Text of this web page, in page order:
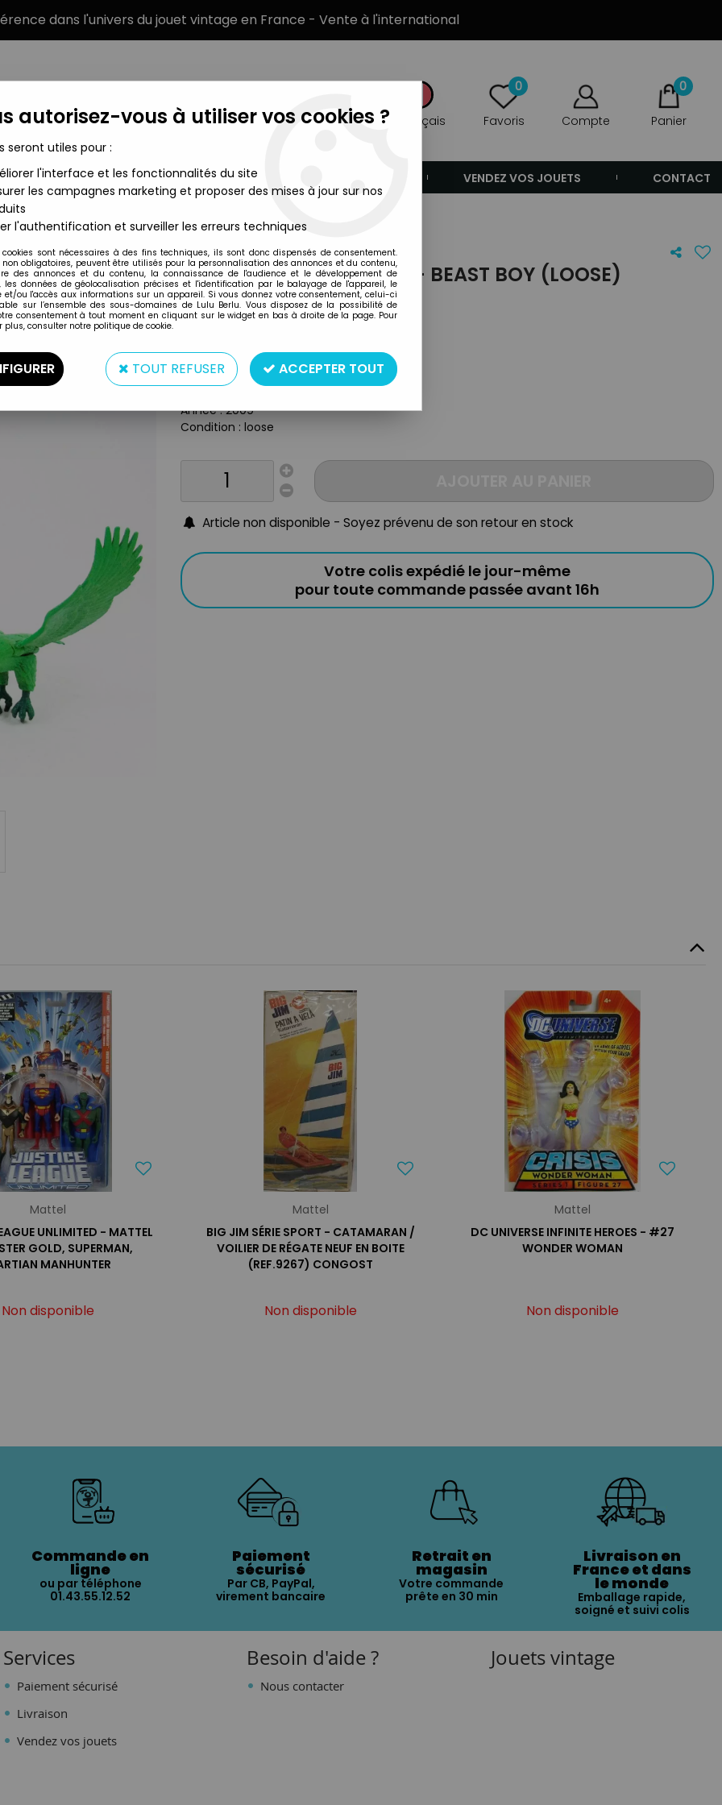
dans l'univers du jouet vintage en France - Vente à l'international
Français
0
Favoris Compte
0
Panier
MARQUES TYPE DE PRODUIT VENDEZ VOS JOUETS CONTACT
- Wave 10 - Beast Boy (loose)
Mattel
DC UNIVERSE - WAVE 10 - BEAST BOY (LOOSE)
AR0031775
Matière : plastique
Taille : env.17cm
Année : 2009
Condition : loose
Article non disponible - Soyez prévenu de son retour en stock
Votre colis expédié le jour-même
pour toute commande passée avant 16h
Mattel
UNLIMITED - MATTEL
GOLD, SUPERMAN,
MANHUNTER
Non disponible
Mattel
BIG JIM SÉRIE SPORT - CATAMARAN /
VOILIER DE RÉGATE NEUF EN BOITE
(REF.9267) CONGOST
Non disponible
Mattel
DC UNIVERSE INFINITE HEROES - #27
WONDER WOMAN
Non disponible
Commande en
ligne
ou par téléphone
01.43.55.12.52
Paiement
sécurisé
Par CB, PayPal,
virement bancaire
Retrait en
magasin
Votre commande
prête en 30 min
Livraison en
France et dans
le monde
Emballage rapide,
soigné et suivi colis
Services
Paiement sécurisé
Livraison
Vendez vos jouets
Besoin d'aide ?
Nous contacter
Jouets vintage
autorisez-vous à utiliser vos cookies ?
seront utiles pour :
l'interface et les fonctionnalités du site
les campagnes marketing et proposer des mises à jour sur nos
l'authentification et surveiller les erreurs techniques
cookies sont nécessaires à des fins techniques, ils sont donc dispensés de consentement.
non obligatoires, peuvent être utilisés pour la personnalisation des annonces et du contenu,
des annonces et du contenu, la connaissance de l'audience et le développement de
les données de géolocalisation précises et l'identification par le balayage de l'appareil, le
et/ou l'accès aux informations sur un appareil. Si vous donnez votre consentement, celui-ci
sur l’ensemble des sous-domaines de Lulu Berlu. Vous disposez de la possibilité de
consentement à tout moment en cliquant sur le widget en bas à droite de la page. Pour
plus, consulter notre politique de cookie.
TOUT REFUSER ACCEPTER TOUT